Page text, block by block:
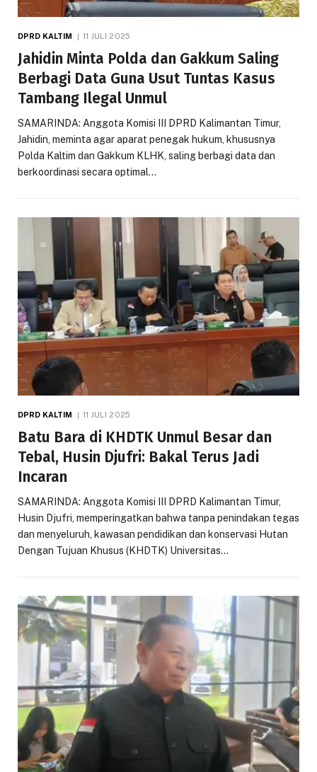
DPRD KALTIM 11 JULI 2025
Jahidin Minta Polda dan Gakkum Saling
Berbagi Data Guna Usut Tuntas Kasus
Tambang Ilegal Unmul
SAMARINDA: Anggota Komisi III DPRD Kalimantan Timur,
Jahidin, meminta agar aparat penegak hukum, khususnya
Polda Kaltim dan Gakkum KLHK, saling berbagi data dan
berkoordinasi secara optimal…
DPRD KALTIM 11 JULI 2025
Batu Bara di KHDTK Unmul Besar dan
Tebal, Husin Djufri: Bakal Terus Jadi
Incaran
SAMARINDA: Anggota Komisi III DPRD Kalimantan Timur,
Husin Djufri, memperingatkan bahwa tanpa penindakan tegas
dan menyeluruh, kawasan pendidikan dan konservasi Hutan
Dengan Tujuan Khusus (KHDTK) Universitas…